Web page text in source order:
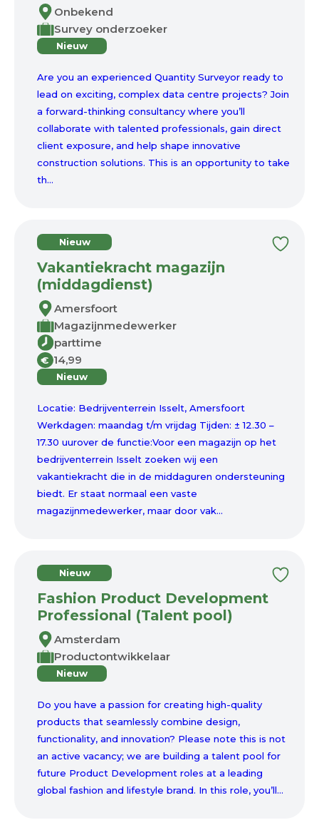
Onbekend
Survey onderzoeker
Nieuw
Are you an experienced Quantity Surveyor ready to
lead on exciting, complex data centre projects? Join
a forward-thinking consultancy where you’ll
collaborate with talented professionals, gain direct
client exposure, and help shape innovative
construction solutions. This is an opportunity to take
th...
Nieuw
Vakantiekracht magazijn
(middagdienst)
Amersfoort
Magazijnmedewerker
parttime
€ 14,99
Nieuw
Locatie: Bedrijventerrein Isselt, Amersfoort
Werkdagen: maandag t/m vrijdag Tijden: ± 12.30 –
17.30 uurover de functie:Voor een magazijn op het
bedrijventerrein Isselt zoeken wij een
vakantiekracht die in de middaguren ondersteuning
biedt. Er staat normaal een vaste
magazijnmedewerker, maar door vak...
Nieuw
Fashion Product Development
Professional (Talent pool)
Amsterdam
Productontwikkelaar
Nieuw
Do you have a passion for creating high-quality
products that seamlessly combine design,
functionality, and innovation? Please note this is not
an active vacancy; we are building a talent pool for
future Product Development roles at a leading
global fashion and lifestyle brand. In this role, you’ll...